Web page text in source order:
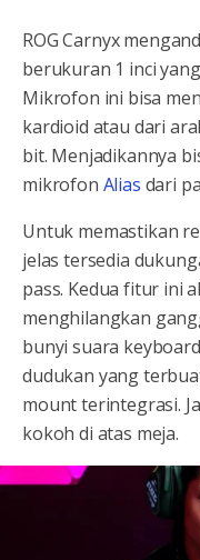
ROG Carnyx
berukuran 1 inci
Mikrofon ini bisa
kardioid atau dari
bit. Menjadikannya
mikrofon Alias dari
Untuk memastikan
jelas tersedia
pass. Kedua fitur ini
menghilangkan
bunyi suara
dudukan yang
mount terintegrasi.
kokoh di atas meja.